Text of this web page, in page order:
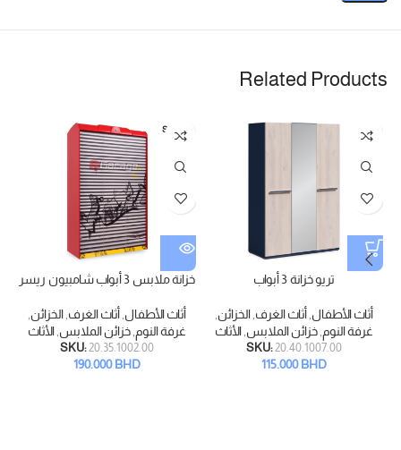
Related Products
تريو خزانة 3 أبواب
أثاث الأطفال ,أثاث الغرف ,الخزائن
غرفة النوم ,خزائن الملابس ,الأثاث
SKU:20.40.1007.00
115.000BHD
SOLD
OUT
خزانة ملابس 3 أبواب شامبيون ريسر
أثاث الأطفال أثاث الغرف الخزائن
غرفة النوم خزائن الملابس الأثاث
SKU:20.35.1002.00
190.000BHD